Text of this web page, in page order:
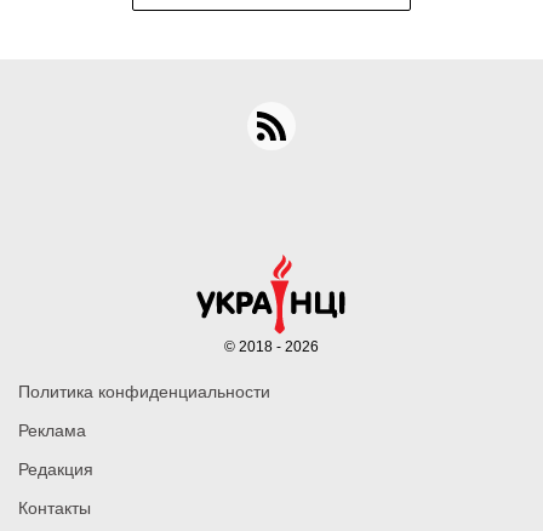
Политика конфиденциальности
Реклама
Редакция
Контакты
© 2018 - 2026